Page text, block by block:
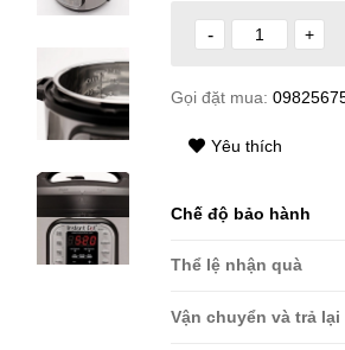
- +
Gọi đặt mua:
Yêu thích
Chế độ bảo hành
Thể lệ nhận quà
Vận chuyển và trả lại